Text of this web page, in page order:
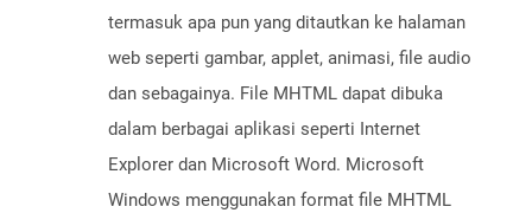
termasuk apa pun yang ditautkan ke halaman
web seperti gambar, applet, animasi, file audio
dan sebagainya. File MHTML dapat dibuka
dalam berbagai aplikasi seperti Internet
Explorer dan Microsoft Word. Microsoft
Windows menggunakan format file MHTML